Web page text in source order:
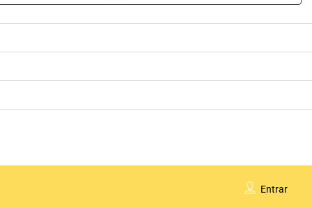
Entrar